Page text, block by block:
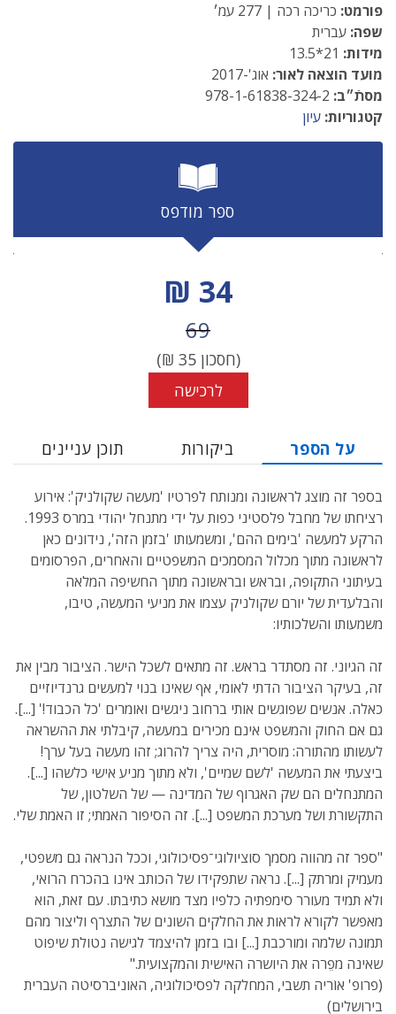
פורמט: כריכה רכה | 277 עמ׳
שפה: עברית
מידות:
מועד הוצאה לאור: אוג'-2017
מסתֿ״ב:
קטגוריות: עיון
ספר מודפס
מחיר הנחה
34 ₪
מחיר לפני הנחה
69
(חסכון35
₪)
לרכישה
על הספר ביקורות תוכן עניינים
בספר זה מוצג לראשונה ומנותח לפרטיו 'מעשה שקולניק': אירוע
רציחתו של מחבל פלסטיני כפות על ידי מתנחל יהודי במרס 1993.
הרקע למעשה 'בימים ההם', ומשמעותו 'בזמן הזה', נידונים כאן
לראשונה מתוך מכלול המסמכים המשפטיים והאחרים, הפרסומים
בעיתוני התקופה, ובראש ובראשונה מתוך החשיפה המלאה
והבלעדית של יורם שקולניק עצמו את מניעי המעשה, טיבו,
משמעותו והשלכותיו:
זה הגיוני. זה מסתדר בראש. זה מתאים לשכל הישר. הציבור מבין את
זה, בעיקר הציבור הדתי לאומי, אף שאינו בנוי למעשים גרנדיוזיים
כאלה. אנשים שפוגשים אותי ברחוב ניגשים ואומרים 'כל הכבוד!' [...].
גם אם החוק והמשפט אינם מכירים במעשה, קיבלתי את ההשראה
לעשותו מהתורה: מוסרית, היה צריך להרוג; זהו מעשה בעל ערך!
ביצעתי את המעשה 'לשם שמיים', ולא מתוך מניע אישי כלשהו [...].
המתנחלים הם שק האגרוף של המדינה — של השלטון, של
התקשורת ושל מערכת המשפט [...]. זה הסיפור האמתי; זו האמת שלי.
"ספר זה מהווה מסמך סוציולוגי־פסיכולוגי, וככל הנראה גם משפטי,
מעמיק ומרתק [...]. נראה שתפקידו של הכותב אינו בהכרח הרואי,
ולא תמיד מעורר סימפתיה כלפיו מצד מושא כתיבתו. עם זאת, הוא
מאפשר לקורא לראות את החלקים השונים של התצרף וליצור מהם
תמונה שלמה ומורכבת [...] ובו בזמן להיצמד לגישה נטולת שיפוט
שאינה מפֵרה את היושרה האישית והמקצועית."
(פרופ' אוֹריה תשבי, המחלקה לפסיכולוגיה, האוניברסיטה העברית
בירושלים)